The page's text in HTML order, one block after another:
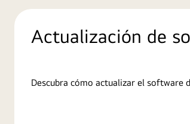
Actualización de
Descubra cómo actualizar el software